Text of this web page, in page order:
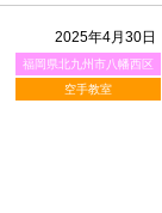
2025年4月30日
福岡県北九州市八幡西区
空手教室